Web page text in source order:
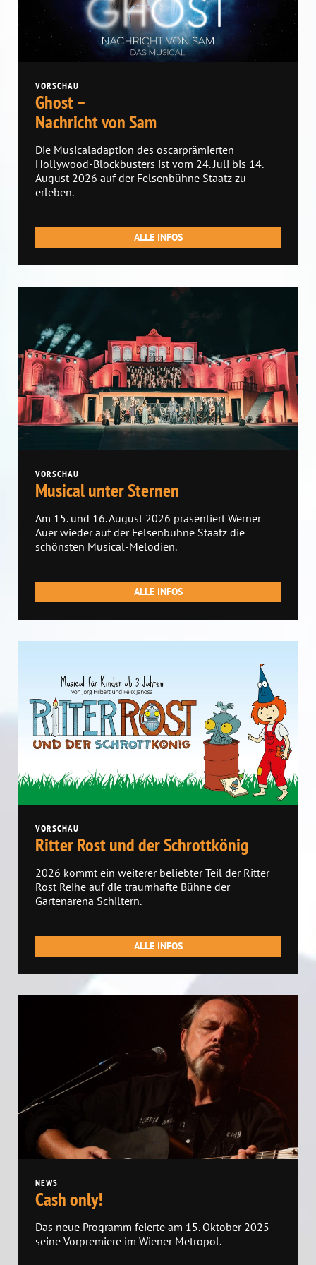
VORSCHAU
Ghost –
Nachricht von Sam
Die Musicaladaption des oscarprämierten
Hollywood-Blockbusters ist vom 24. Juli bis 14.
August 2026 auf der Felsenbühne Staatz zu
erleben.
ALLE INFOS
VORSCHAU
Musical unter Sternen
Am 15. und 16. August 2026 präsentiert Werner
Auer wieder auf der Felsenbühne Staatz die
schönsten Musical-Melodien.
ALLE INFOS
VORSCHAU
Ritter Rost und der Schrottkönig
2026 kommt ein weiterer beliebter Teil der Ritter
Rost Reihe auf die traumhafte Bühne der
Gartenarena Schiltern.
ALLE INFOS
NEWS
Cash only!
Das neue Programm feierte am 15. Oktober 2025
seine Vorpremiere im Wiener Metropol.